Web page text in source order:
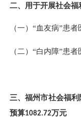
二、 用于开展社会福
（一） “血友病”患者
（二） “白内障”患
三、福州市社会福利
预算1082.72万元